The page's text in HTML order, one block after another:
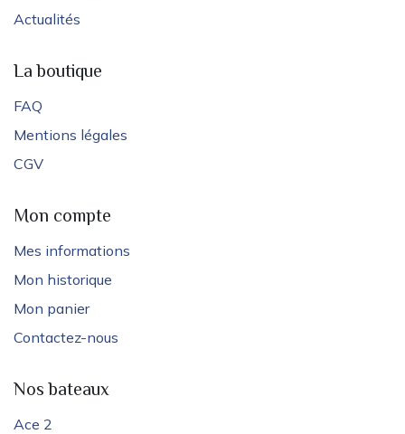
Actualités
La boutique
FAQ
Mentions légales
CGV
Mon compte
Mes informations
Mon historique
Mon panier
Contactez-nous
Nos bateaux
Ace 2